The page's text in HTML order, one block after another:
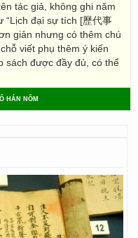
tác giả, không ghi năm
“Lịch đại sự tích [歷代事
giản nhưng có thêm chú
viết phụ thêm ý kiến
sách được đầy đủ, có thể
HÁN NÔM